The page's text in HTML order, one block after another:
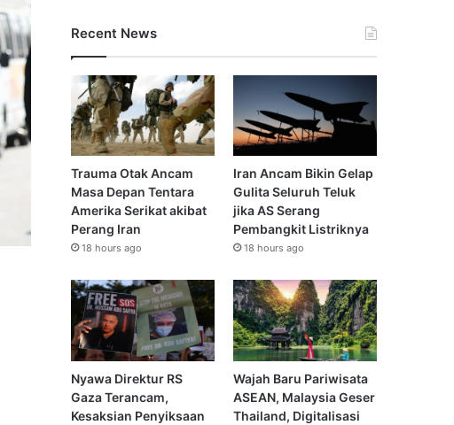
Recent News
Trauma Otak Ancam
Masa Depan Tentara
Amerika Serikat akibat
Perang Iran
18 hours ago
Iran Ancam Bikin Gelap
Gulita Seluruh Teluk
jika AS Serang
Pembangkit Listriknya
18 hours ago
Nyawa Direktur RS
Gaza Terancam,
Kesaksian Penyiksaan
Wajah Baru Pariwisata
ASEAN, Malaysia Geser
Thailand, Digitalisasi